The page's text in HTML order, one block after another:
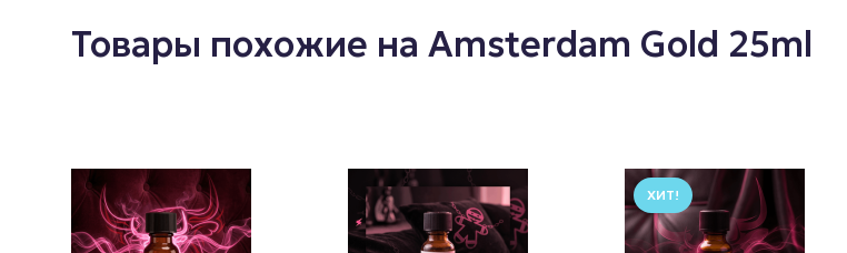
Товары похожие на Amsterdam Gold 25ml
ХИТ!